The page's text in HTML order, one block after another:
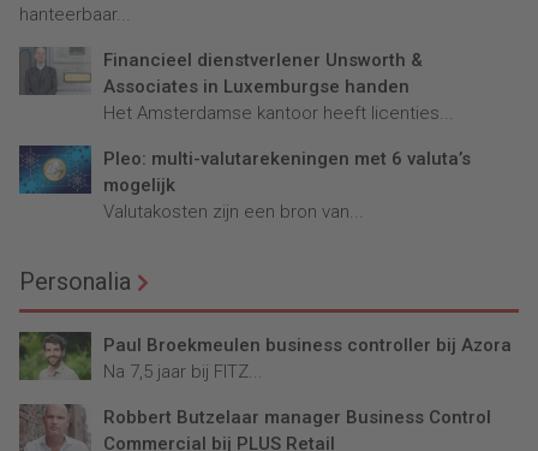
hanteerbaar...
Financieel dienstverlener Unsworth &
Associates in Luxemburgse handen
Het Amsterdamse kantoor heeft licenties...
Pleo: multi-valutarekeningen met 6 valuta’s
mogelijk
Valutakosten zijn een bron van...
Personalia
Paul Broekmeulen business controller bij Azora
Na 7,5 jaar bij FITZ...
Robbert Butzelaar manager Business Control
Commercial bij PLUS Retail